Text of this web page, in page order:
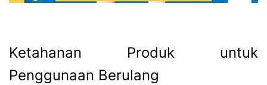
Ketahanan Produk untuk
Penggunaan Berulang